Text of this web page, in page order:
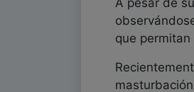
A pesar de
que permitan